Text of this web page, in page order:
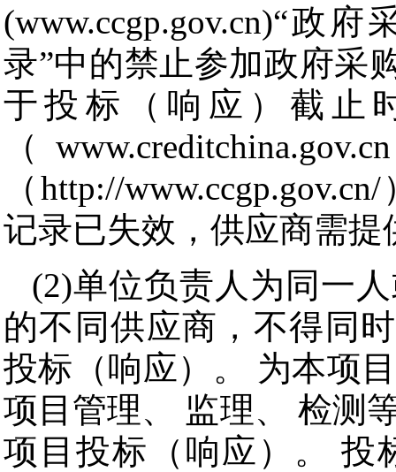
(www.ccgp.gov.cn)“政
录”中的禁止参加政府采
于投标（响应）截止
（
（http://
记录已失效，供应商需
(2)单位负责人为同一
的不同供应商，不得同
投标（响应）。 为本项
项目管理、 监理、 检测
项目投标（响应）。 投